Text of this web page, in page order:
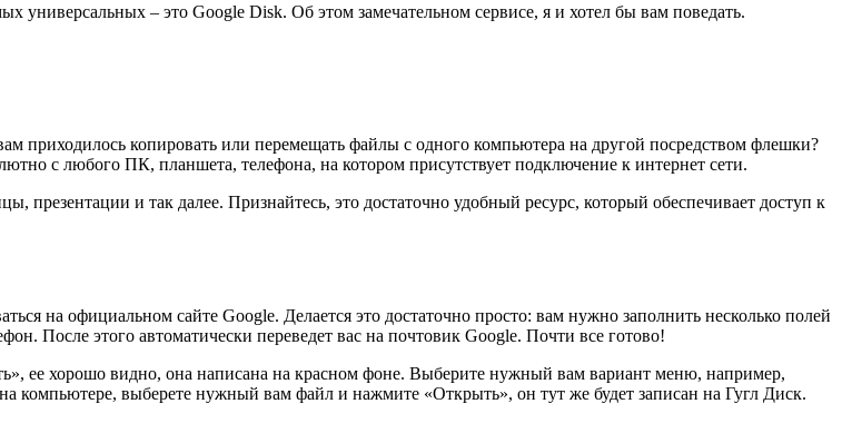
– это Google Disk. Об этом замечательном сервисе, я и хотел бы вам поведать.
приходилось копировать или перемещать файлы с одного компьютера на другой посредством флешки?
с любого ПК, планшета, телефона, на котором присутствует подключение к интернет сети.
и так далее. Признайтесь, это достаточно удобный ресурс, который обеспечивает доступ к
на официальном сайте Google. Делается это достаточно просто: вам нужно заполнить несколько полей
После этого автоматически переведет вас на почтовик Google. Почти все готово!
ее хорошо видно, она написана на красном фоне. Выберите нужный вам вариант меню, например,
компьютере, выберете нужный вам файл и нажмите «Открыть», он тут же будет записан на Гугл Диск.